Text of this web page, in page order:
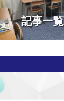
記事一覧